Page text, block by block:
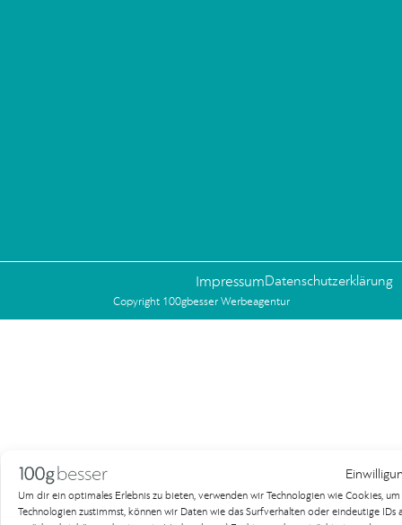
Um dir ein optimales Erlebnis zu bieten, verwenden wir Technologien wie Cookies,
Technologien zustimmst, können wir Daten wie das Surfverhalten oder eindeutige
Copyright 100gbesser Werbeagentur
Datenschutzerklärung
Impressum